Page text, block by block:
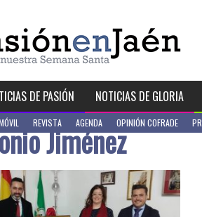
DE PASIÓN NOTICIAS DE GLORIA
REVISTA AGENDA OPINIÓN COFRADE
Jiménez